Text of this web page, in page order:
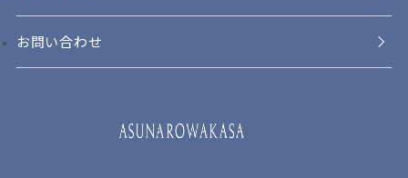
お問い合わせ